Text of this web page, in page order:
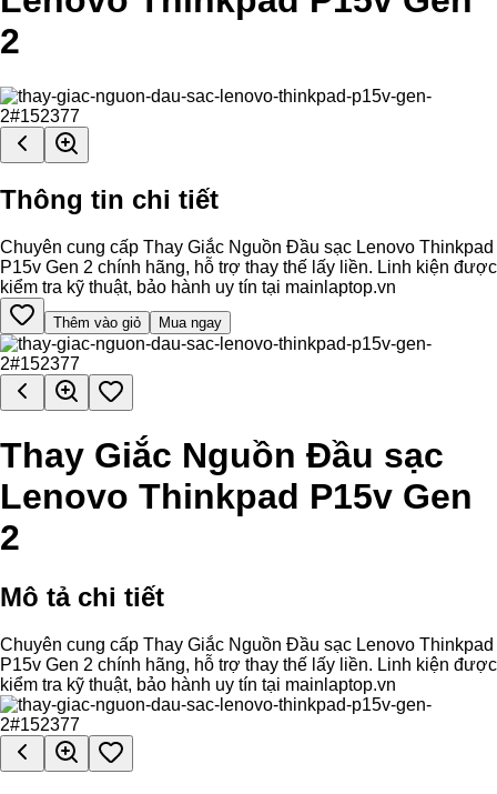
2
Thông tin chi tiết
Chuyên cung cấp Thay Giắc Nguồn Đầu sạc Lenovo Thinkpad
P15v Gen 2 chính hãng, hỗ trợ thay thế lấy liền. Linh kiện được
kiểm tra kỹ thuật, bảo hành uy tín tại mainlaptop.vn
Thêm vào giỏ Mua ngay
Thay Giắc Nguồn Đầu sạc
Lenovo Thinkpad P15v Gen
2
Mô tả chi tiết
Chuyên cung cấp Thay Giắc Nguồn Đầu sạc Lenovo Thinkpad
P15v Gen 2 chính hãng, hỗ trợ thay thế lấy liền. Linh kiện được
kiểm tra kỹ thuật, bảo hành uy tín tại mainlaptop.vn